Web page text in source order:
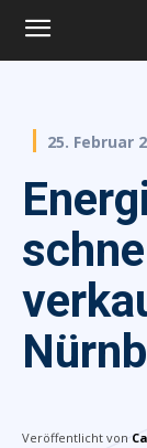
25. Februar
Veröffentlicht von